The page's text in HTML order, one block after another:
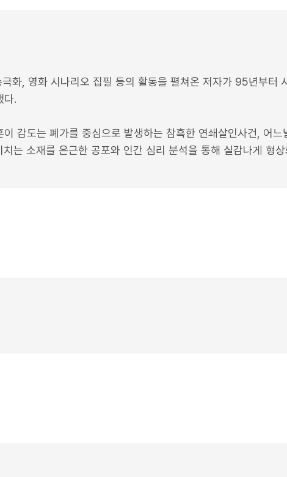
송극화, 영화 시나리오 집필 등의 활동을 펼쳐온 저자가 95년부
다.
감도는 폐가를 중심으로 발생하는 참흑한 연쇄살인사건, 어
는 소재를 은근한 공포와 인간 심리 분석을 통해 실감나게 형상